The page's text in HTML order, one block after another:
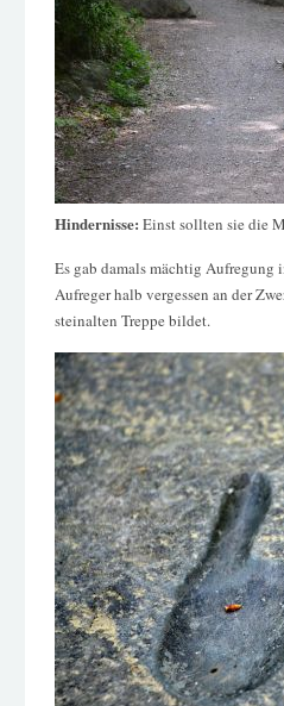
Hindernisse: Einst sollten sie die
Es gab damals mächtig Aufregung
Aufreger halb vergessen an der
steinalten Treppe bildet.